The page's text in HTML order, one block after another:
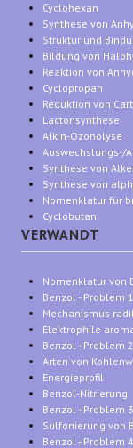
Cyclohexan
Synthese von
Struktur und
Bildung von
Reaktion von
Cyclopropan
Reduktion von
Lactonsynthese
Alkin-Ozonolyse
Auswechslungs-/
Synthese von
Synthese von
Nomenklatur für
Cyclobutan
VERWANDT
Nomenklatur von
Benzol - Problem 1
Mechanismus
Elektrophile
Benzol - Problem 2
Arten von
Energieprofil
Benzol-Nitrierung
Benzol - Problem 3
Sulfonierung von
Benzol - Problem 4